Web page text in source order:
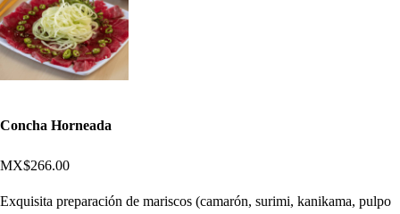
Concha Horneada
MX$266.00
Exquisita preparación de mariscos (camarón, surimi, kanikama, pulpo